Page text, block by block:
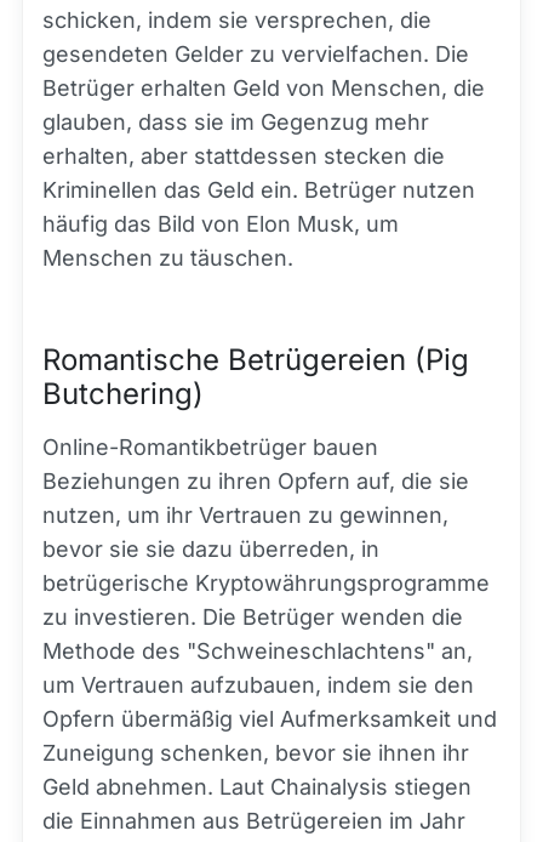
schicken, indem sie versprechen, die
gesendeten Gelder zu vervielfachen. Die
Betrüger erhalten Geld von Menschen, die
glauben, dass sie im Gegenzug mehr
erhalten, aber stattdessen stecken die
Kriminellen das Geld ein. Betrüger nutzen
häufig das Bild von Elon Musk, um
Menschen zu täuschen.
Romantische Betrügereien (Pig
Butchering)
Online-Romantikbetrüger bauen
Beziehungen zu ihren Opfern auf, die sie
nutzen, um ihr Vertrauen zu gewinnen,
bevor sie sie dazu überreden, in
betrügerische Kryptowährungsprogramme
zu investieren. Die Betrüger wenden die
Methode des "Schweineschlachtens" an,
um Vertrauen aufzubauen, indem sie den
Opfern übermäßig viel Aufmerksamkeit und
Zuneigung schenken, bevor sie ihnen ihr
Geld abnehmen. Laut Chainalysis stiegen
die Einnahmen aus Betrügereien im Jahr